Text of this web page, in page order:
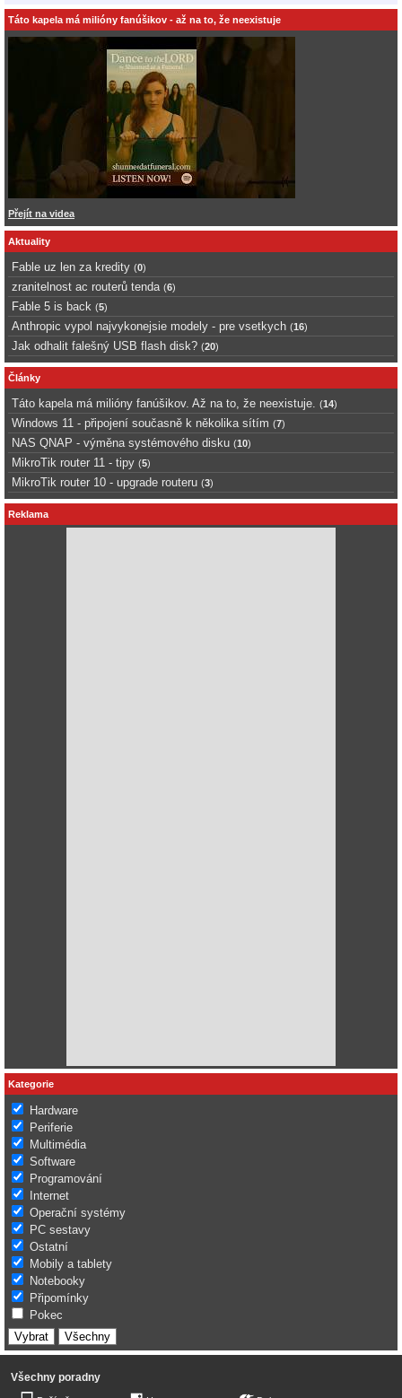
Táto kapela má milióny fanúšikov - až na to, že neexistuje
Přejít na videa
Aktuality
Fable uz len za kredity (0)
zranitelnost ac routerů tenda (6)
Fable 5 is back (5)
Anthropic vypol najvykonejsie modely - pre vsetkych (16)
Jak odhalit falešný USB flash disk? (20)
Články
Táto kapela má milióny fanúšikov. Až na to, že neexistuje. (14)
Windows 11 - připojení současně k několika sítím (7)
NAS QNAP - výměna systémového disku (10)
MikroTik router 11 - tipy (5)
MikroTik router 10 - upgrade routeru (3)
Reklama
Kategorie
Hardware
Periferie
Multimédia
Software
Programování
Internet
Operační systémy
PC sestavy
Ostatní
Mobily a tablety
Notebooky
Připomínky
Pokec
Všechny poradny